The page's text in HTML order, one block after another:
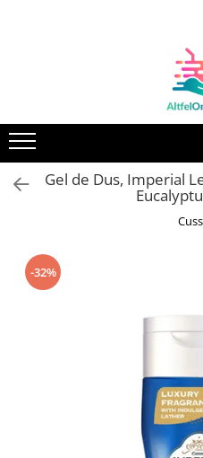
Produse Cosmetice Premium
Reducere 20% la
minimum 3 produse identice
Oferte
Balsam Rufe
Perle Parfumate
Servetele parfumate rufe
Capsule si Tablete pentru
Detergent Pudra Automat
Gel de Dus, Imperial
-32%